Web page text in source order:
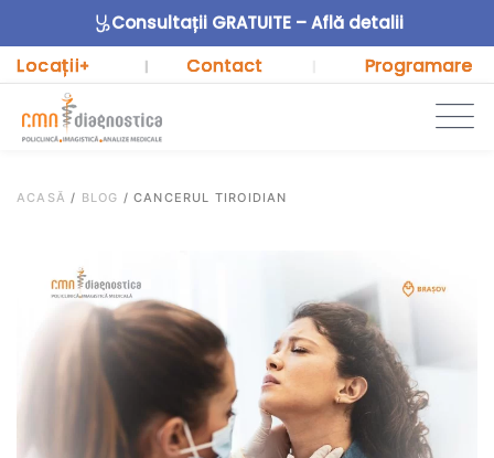
Consultații GRATUITE – Află detalii
Locații+ | Contact Programare
ACASĂ / BLOG /CANCERUL TIROIDIAN